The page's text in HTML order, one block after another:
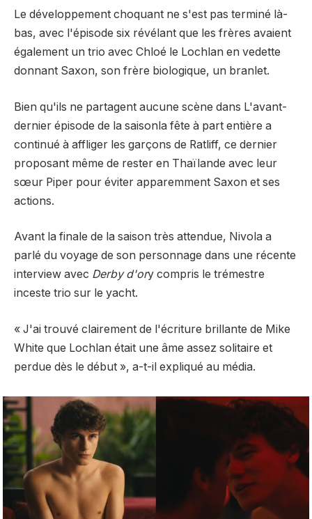
Le développement choquant ne s'est pas terminé là-
bas, avec l'épisode six révélant que les frères avaient
également un trio avec Chloé le Lochlan en vedette
donnant Saxon, son frère biologique, un branlet.
Bien qu'ils ne partagent aucune scène dans L'avant-
dernier épisode de la saisonla fête à part entière a
continué à affliger les garçons de Ratliff, ce dernier
proposant même de rester en Thaïlande avec leur
sœur Piper pour éviter apparemment Saxon et ses
actions.
Avant la finale de la saison très attendue, Nivola a
parlé du voyage de son personnage dans une récente
interview avec Derby d'ory compris le trémestre
inceste trio sur le yacht.
« J'ai trouvé clairement de l'écriture brillante de Mike
White que Lochlan était une âme assez solitaire et
perdue dès le début », a-t-il expliqué au média.